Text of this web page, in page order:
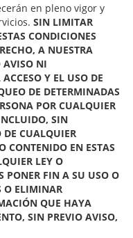
en pleno vigor y
SIN LIMITAR
CONDICIONES
A NUESTRA
AVISO NI
Y EL USO DE
DE DETERMINADAS
POR CUALQUIER
SIN
CUALQUIER
CONTENIDO EN ESTAS
LEY O
PONER FIN A SU USO O
O ELIMINAR
QUE HAYA
SIN PREVIO AVISO,